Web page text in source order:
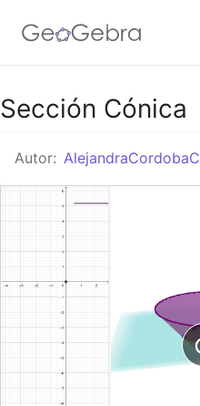
Google Classroom
GeoGebra Classroom
Sección Cónica
Autor: AlejandraCordobaC